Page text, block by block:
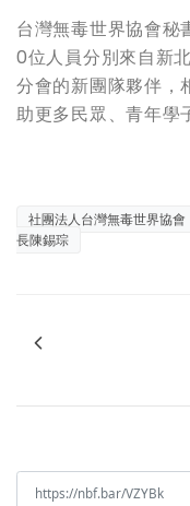
台灣無毒世界協會秘
0位人員分別來自新
分會的新團隊夥伴，
助更多民眾、青年學
社團法人台灣無毒世界協會
長陳錫琮